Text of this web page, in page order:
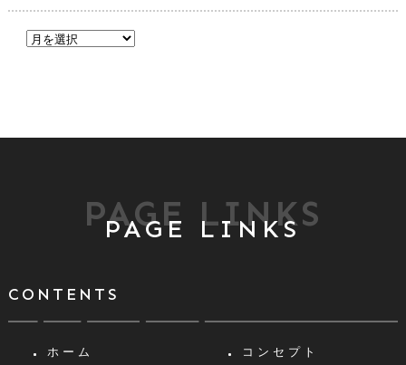
PAGE LINKS
PAGE LINKS
CONTENTS
ホーム コンセプト